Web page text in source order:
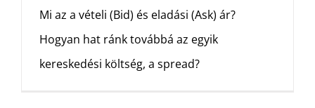
Mi az a vételi (Bid) és eladási (Ask) ár?
Hogyan hat ránk továbbá az egyik
kereskedési költség, a spread?